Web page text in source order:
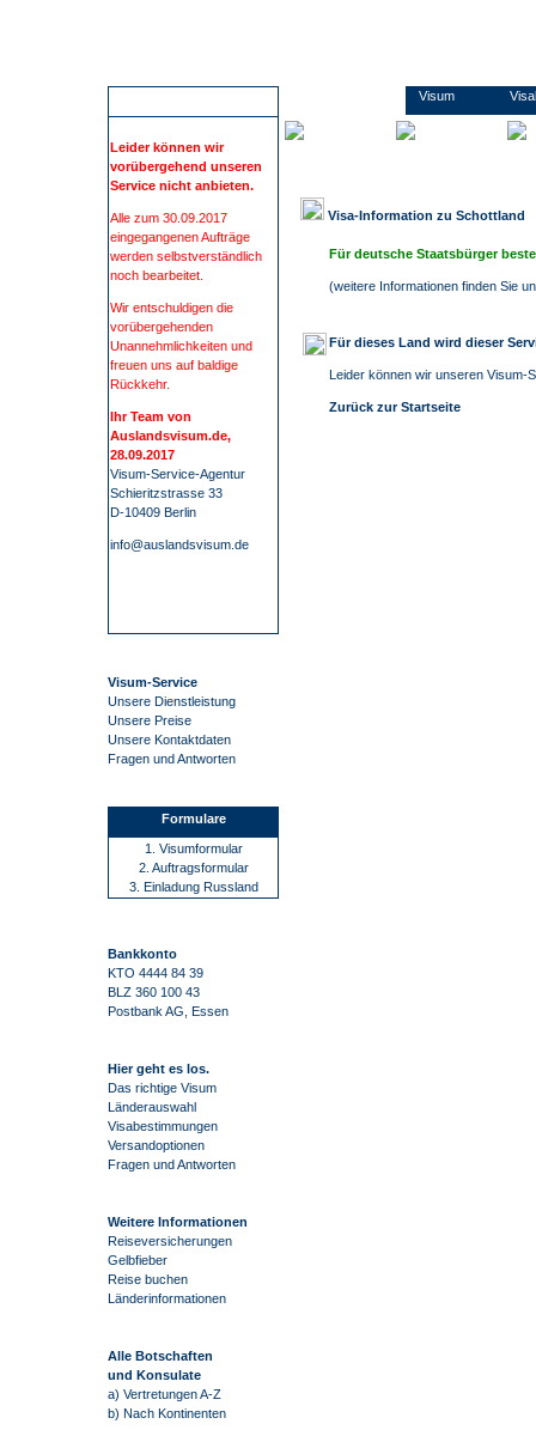
Leider können wir
vorübergehend unseren
Service nicht anbieten.
Alle zum 30.09.2017
eingegangenen Aufträge
werden selbstverständlich
noch bearbeitet.
Wir entschuldigen die
vorübergehenden
Unannehmlichkeiten und
freuen uns auf baldige
Rückkehr.
Ihr Team von
Auslandsvisum.de,
28.09.2017
Visum-Service-Agentur
Schieritzstrasse 33
D-10409 Berlin
info@auslandsvisum.de
Visum-Service
Unsere Dienstleistung
Unsere Preise
Unsere Kontaktdaten
Fragen und Antworten
Formulare
1. Visumformular
2. Auftragsformular
3. Einladung Russland
Bankkonto
KTO 4444 84 39
BLZ 360 100 43
Postbank AG, Essen
Hier geht es los.
Das richtige Visum
Länderauswahl
Visabestimmungen
Versandoptionen
Fragen und Antworten
Weitere Informationen
Reiseversicherungen
Gelbfieber
Reise buchen
Länderinformationen
Alle Botschaften
und Konsulate
a) Vertretungen A-Z
b) Nach Kontinenten
Visum
Visa-Information zu Schottland
Für deutsche Staatsbürger
(weitere Informationen finden Sie
Für dieses Land wird dieser
Leider können wir unseren Visum-
Zurück zur Startseite